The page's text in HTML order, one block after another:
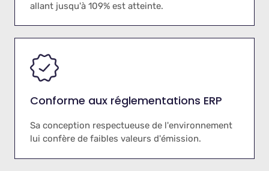
allant jusqu'à 109% est atteinte.
Conforme aux réglementations ERP
Sa conception respectueuse de l'environnement
lui confère de faibles valeurs d'émission.